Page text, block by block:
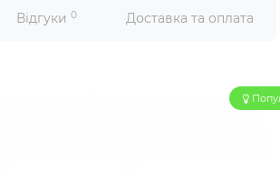
Відгуки 0 Доставка та оплата